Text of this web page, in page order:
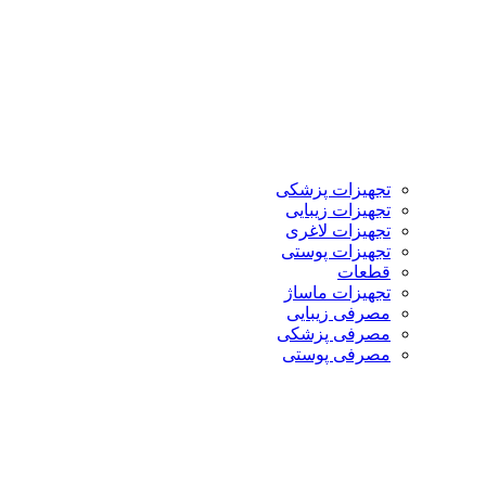
تجهیزات پزشکی
تجهیزات زیبایی
تجهیزات لاغری
تجهیزات پوستی
قطعات
تجهیزات ماساژ
مصرفی زیبایی
مصرفی پزشکی
مصرفی پوستی